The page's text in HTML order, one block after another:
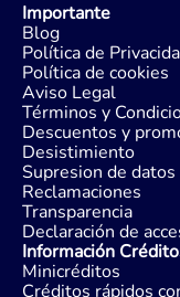
Importante
Blog
Política de
Política de cookies
Aviso Legal
Términos y
Descuentos y
Desistimiento
Supresion de datos
Reclamaciones
Transparencia
Declaración de
Información
Minicréditos
Créditos rápidos